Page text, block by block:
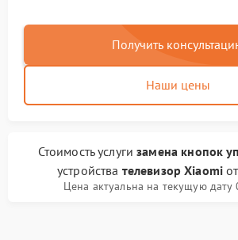
Получить
Наши цены
Стоимость услугизамена кнопок
устройства телевизор Xiaomi от
Цена актуальна на текущую дату